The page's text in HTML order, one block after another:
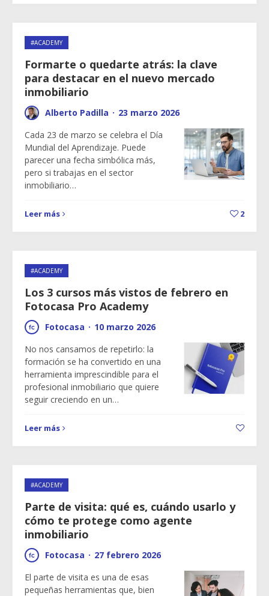
#ACADEMY
Formarte o quedarte atrás: la clave
para destacar en el nuevo mercado
inmobiliario
Alberto Padilla · 23 marzo 2026
Cada 23 de marzo se celebra el Día
Mundial del Aprendizaje. Puede
parecer una fecha simbólica más,
pero si trabajas en el sector
inmobiliario…
Leer más 2
#ACADEMY
Los 3 cursos más vistos de febrero en
Fotocasa Pro Academy
Fotocasa · 10 marzo 2026
No nos cansamos de repetirlo: la
formación se ha convertido en una
herramienta imprescindible para el
profesional inmobiliario que quiere
seguir creciendo en un…
Leer más
#ACADEMY
Parte de visita: qué es, cuándo usarlo y
cómo te protege como agente
inmobiliario
Fotocasa · 27 febrero 2026
El parte de visita es una de esas
pequeñas herramientas que, bien